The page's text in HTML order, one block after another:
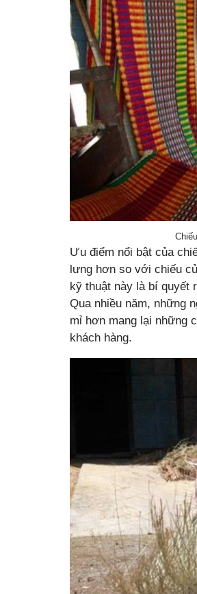
Ưu điểm nổi bật của
lưng hơn so với chiếu
kỹ thuật này là bí quyết
Qua nhiều năm, những
mỉ hơn mang lại những
khách hàng.